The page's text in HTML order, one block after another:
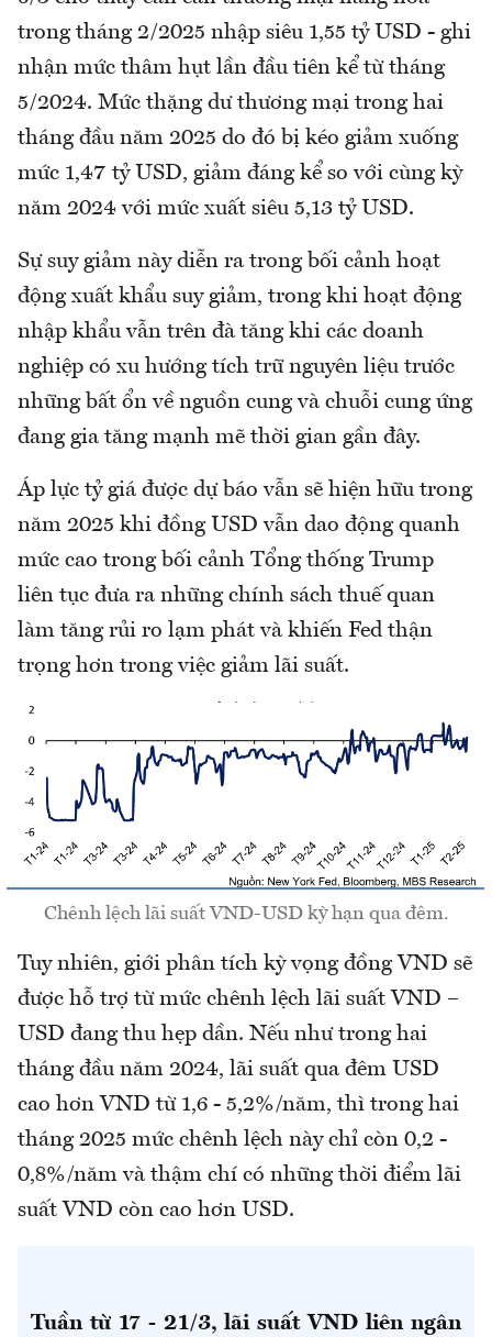
trong tháng 2/2025 nhập siêu 1,55 tỷ USD - ghi
nhận mức thâm hụt lần đầu tiên kể từ tháng
5/2024. Mức thặng dư thương mại trong hai
tháng đầu năm 2025 do đó bị kéo giảm xuống
mức 1,47 tỷ USD, giảm đáng kể so với cùng kỳ
năm 2024 với mức xuất siêu 5,13 tỷ USD.
Sự suy giảm này diễn ra trong bối cảnh hoạt
động xuất khẩu suy giảm, trong khi hoạt động
nhập khẩu vẫn trên đà tăng khi các doanh
nghiệp có xu hướng tích trữ nguyên liệu trước
những bất ổn về nguồn cung và chuỗi cung ứng
đang gia tăng mạnh mẽ thời gian gần đây.
Áp lực tỷ giá được dự báo vẫn sẽ hiện hữu trong
năm 2025 khi đồng USD vẫn dao động quanh
mức cao trong bối cảnh Tổng thống Trump
liên tục đưa ra những chính sách thuế quan
làm tăng rủi ro lạm phát và khiến Fed thận
trọng hơn trong việc giảm lãi suất.
Chênh lệch lãi suất VND-USD kỳ hạn qua đêm.
Tuy nhiên, giới phân tích kỳ vọng đồng VND sẽ
được hỗ trợ từ mức chênh lệch lãi suất VND –
USD đang thu hẹp dần. Nếu như trong hai
tháng đầu năm 2024, lãi suất qua đêm USD
cao hơn VND từ 1,6 - 5,2%/năm, thì trong hai
tháng 2025 mức chênh lệch này chỉ còn 0,2 -
0,8%/năm và thậm chí có những thời điểm lãi
suất VND còn cao hơn USD.
Tuần từ 17 - 21/3, lãi suất VND liên ngân